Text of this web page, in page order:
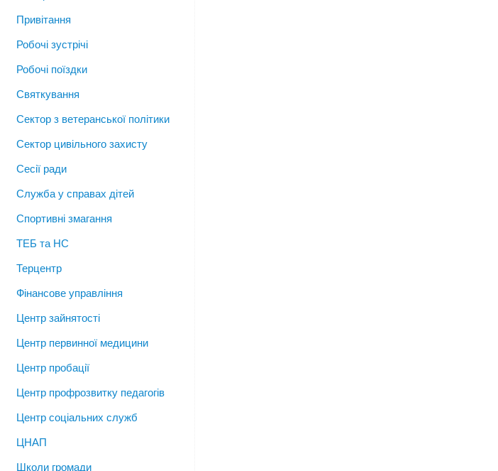
Привітання
Робочі зустрічі
Робочі поїздки
Святкування
Сектор з ветеранської політики
Сектор цивільного захисту
Сесії ради
Служба у справах дітей
Спортивні змагання
ТЕБ та НС
Терцентр
Фінансове управління
Центр зайнятості
Центр первинної медицини
Центр пробації
Центр профрозвитку педагогів
Центр соціальних служб
ЦНАП
Школи громади